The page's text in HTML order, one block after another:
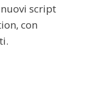
script
con